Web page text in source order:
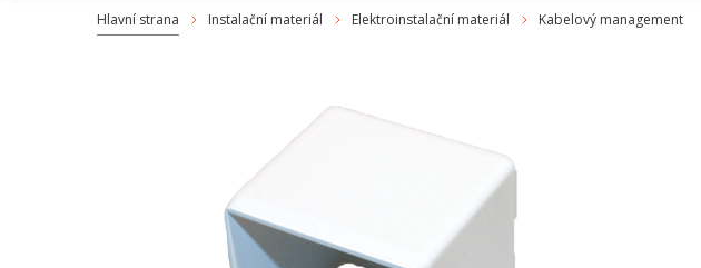
Hlavní strana Instalační materiál Elektroinstalační materiál Kabelový management